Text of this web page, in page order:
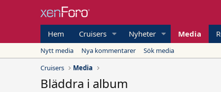
Hem Cruisers Nyheter Media
Nytt media Nya kommentarer
Sök media
Cruisers
Media
Bläddra i album